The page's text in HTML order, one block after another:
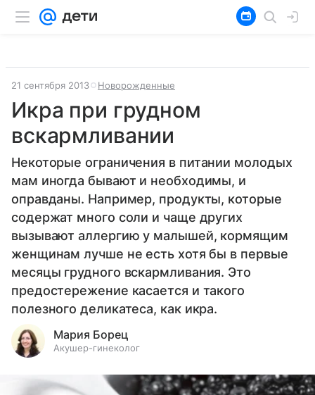
21 сентября 2013 Новорожденные
Икра при грудном
вскармливании
Некоторые ограничения в питании молодых
мам иногда бывают и необходимы, и
оправданы. Например, продукты, которые
содержат много соли и чаще других
вызывают аллергию у малышей, кормящим
женщинам лучше не есть хотя бы в первые
месяцы грудного вскармливания. Это
предостережение касается и такого
полезного деликатеса, как икра.
Мария Борец
Акушер-гинеколог